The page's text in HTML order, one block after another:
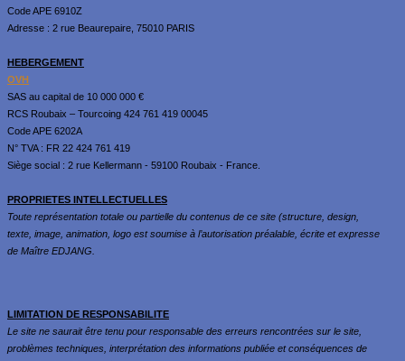
Code APE 6910Z
Adresse : 2 rue Beaurepaire, 75010 PARIS
HEBERGEMENT
OVH
SAS au capital de 10 000 000 €
RCS Roubaix – Tourcoing 424 761 419 00045
Code APE 6202A
N° TVA : FR 22 424 761 419
Siège social : 2 rue Kellermann - 59100 Roubaix - France.
PROPRIETES INTELLECTUELLES
Toute représentation totale ou partielle du contenus de ce site (structure, design,
texte, image, animation, logo est soumise à l’autorisation préalable, écrite et expresse
de Maître EDJANG.
LIMITATION DE RESPONSABILITE
Le site ne saurait être tenu pour responsable des erreurs rencontrées sur le site,
problèmes techniques, interprétation des informations publiée et conséquences de